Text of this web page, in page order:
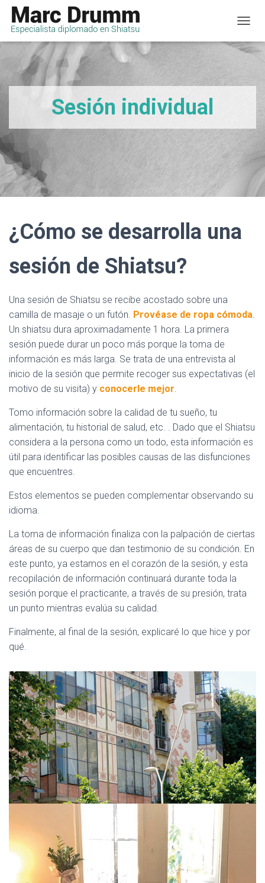
A
M
A
D
V
Sesión individual
¿Cómo se desarrolla una
sesión de Shiatsu?
Una sesión de Shiatsu se recibe acostado sobre una
camilla de masaje o un futón. Provéase de ropa cómoda.
Un shiatsu dura aproximadamente 1 hora. La primera
sesión puede durar un poco más porque la toma de
información es más larga. Se trata de una entrevista al
inicio de la sesión que permite recoger sus expectativas (el
motivo de su visita) y conocerle mejor.
Tomo información sobre la calidad de tu sueño, tu
alimentación, tu historial de salud, etc. . Dado que el Shiatsu
considera a la persona como un todo, esta información es
útil para identificar las posibles causas de las disfunciones
que encuentres.
Estos elementos se pueden complementar observando su
idioma.
La toma de información finaliza con la palpación de ciertas
áreas de su cuerpo que dan testimonio de su condición. En
este punto, ya estamos en el corazón de la sesión, y esta
recopilación de información continuará durante toda la
sesión porque el practicante, a través de su presión, trata
un punto mientras evalúa su calidad.
Finalmente, al final de la sesión, explicaré lo que hice y por
qué.